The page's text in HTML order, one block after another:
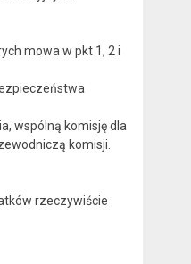
mowa w pkt 1, 2 i
wspólną komisję dla
komisji.
rzeczywiście